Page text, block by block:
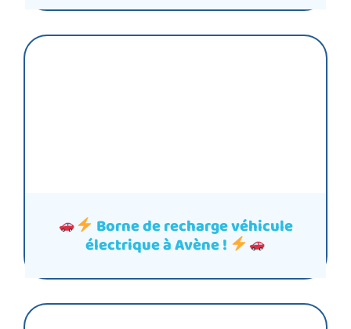
Borne de recharge véhicule
électrique à Avène !